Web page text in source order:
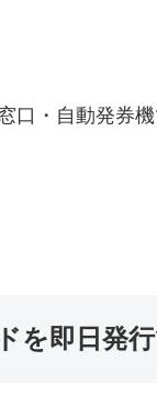
口・自動発券
を即日発